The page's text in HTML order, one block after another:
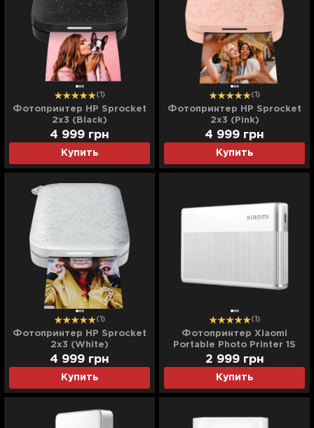
(1)
Фотопринтер HP Sprocket
2x3 (Black)
Купить
4 999 грн
(1)
Фотопринтер HP Sprocket
2x3 (Pink)
Купить
4 999 грн
(1)
Фотопринтер HP Sprocket
2x3 (White)
Купить
4 999 грн
(1)
Фотопринтер Xiaomi
Portable Photo Printer 1S
(White)
Купить
2 999 грн